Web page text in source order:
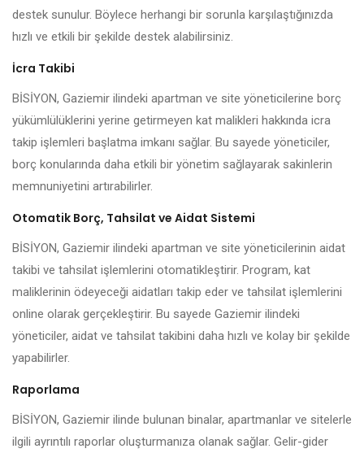
destek sunulur. Böylece herhangi bir sorunla karşılaştığınızda
hızlı ve etkili bir şekilde destek alabilirsiniz.
İcra Takibi
BİSİYON, Gaziemir ilindeki apartman ve site yöneticilerine borç
yükümlülüklerini yerine getirmeyen kat malikleri hakkında icra
takip işlemleri başlatma imkanı sağlar. Bu sayede yöneticiler,
borç konularında daha etkili bir yönetim sağlayarak sakinlerin
memnuniyetini artırabilirler.
Otomatik Borç, Tahsilat ve Aidat Sistemi
BİSİYON, Gaziemir ilindeki apartman ve site yöneticilerinin aidat
takibi ve tahsilat işlemlerini otomatikleştirir. Program, kat
maliklerinin ödeyeceği aidatları takip eder ve tahsilat işlemlerini
online olarak gerçekleştirir. Bu sayede Gaziemir ilindeki
yöneticiler, aidat ve tahsilat takibini daha hızlı ve kolay bir şekilde
yapabilirler.
Raporlama
BİSİYON, Gaziemir ilinde bulunan binalar, apartmanlar ve sitelerle
ilgili ayrıntılı raporlar oluşturmanıza olanak sağlar. Gelir-gider